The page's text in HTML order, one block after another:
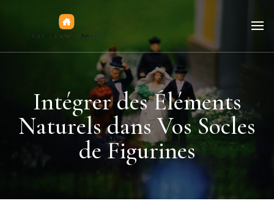
Jeux de figurines
Intégrer des Éléments
Naturels dans Vos Socles
de Figurines